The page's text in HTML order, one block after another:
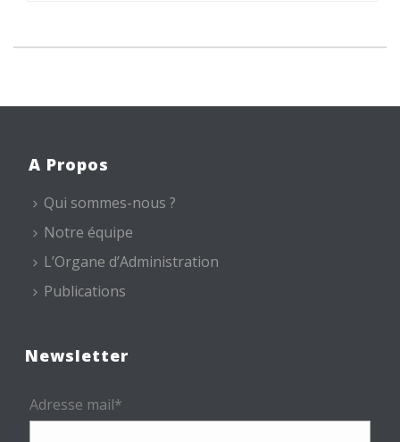
A Propos
Qui sommes-nous ?
Notre équipe
L’Organe d’Administration
Publications
Newsletter
Adresse mail*